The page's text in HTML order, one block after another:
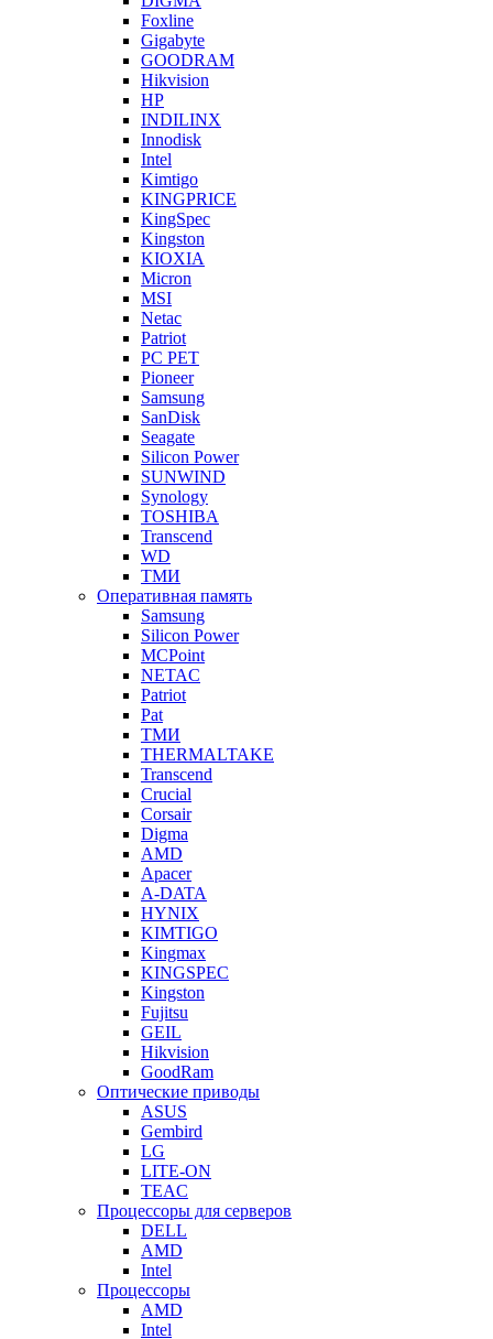
Foxline
Gigabyte
GOODRAM
Hikvision
HP
INDILINX
Innodisk
Intel
Kimtigo
KINGPRICE
KingSpec
Kingston
KIOXIA
Micron
MSI
Netac
Patriot
PC PET
Pioneer
Samsung
SanDisk
Seagate
Silicon Power
SUNWIND
Synology
TOSHIBA
Transcend
WD
ТМИ
Оперативная память
Samsung
Silicon Power
MCPoint
NETAC
Patriot
Pat
ТМИ
THERMALTAKE
Transcend
Crucial
Corsair
Digma
AMD
Apacer
A-DATA
HYNIX
KIMTIGO
Kingmax
KINGSPEC
Kingston
Fujitsu
GEIL
Hikvision
GoodRam
Оптические приводы
ASUS
Gembird
LG
LITE-ON
TEAC
Процессоры для серверов
DELL
AMD
Intel
Процессоры
AMD
Intel